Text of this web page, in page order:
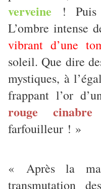
verveine !
L’ombre intense
vibrant d’une
soleil. Que dire
mystiques, à
frappant l’or
rouge cinabre
farfouilleur ! »
« Après la
transmutation